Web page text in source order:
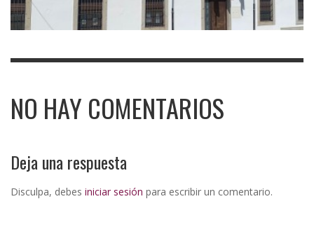
NO HAY COMENTARIOS
Deja una respuesta
Disculpa, debes iniciar sesión para escribir un comentario.